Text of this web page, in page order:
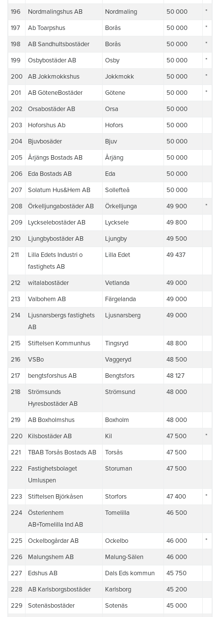
196 Nordmalingshus AB Nordmaling 50 000 *
197 Ab Toarpshus Borås 50 000 *
198 AB Sandhultsbostäder Borås 50 000 *
199 Osbybostäder AB Osby 50 000 *
200 AB Jokkmokkshus Jokkmokk 50 000 *
201 AB GöteneBostäder Götene 50 000 *
202 Orsabostäder AB Orsa 50 000
203 Hoforshus Ab Hofors 50 000
204 Bjuvbosäder Bjuv 50 000
205 Årjängs Bostads AB Årjäng 50 000
206 Eda Bostads AB Eda 50 000
207 Solatum Hus&Hem AB Sollefteå 50 000
208 Örkelljungabostäder AB Örkelljunga 49 900 *
209 Lyckselebostäder AB Lycksele 49 800
210 Ljungbybostäder AB Ljungby 49 500
211
Lilla Edets Industri o
fastighets AB
Lilla Edet 49 437
212 witalabostäder Vetlanda 49 000
213 Valbohem AB Färgelanda 49 000
214
Ljusnarsbergs fastighets
AB
Ljusnarsberg 49 000
215 Stiftelsen Kommunhus Tingsryd 48 800
216 VSBo Vaggeryd 48 500
217 bengtsforshus AB Bengtsfors 48 127
218
Strömsunds
Hyresbostäder AB
Strömsund 48 000
219 AB Boxholmshus Boxholm 48 000
220 Kilsbostäder AB Kil 47 500 *
221 TBAB Torsås Bostads AB Torsås 47 500
222
Fastighetsbolaget
Umluspen
Storuman 47 500
223 Stiftelsen Björkåsen Storfors 47 400 *
224
Österlenhem
AB+Tomelilla Ind AB
Tomelilla 46 500
225 Ockelbogårdar AB Ockelbo 46 000 *
226 Malungshem AB Malung-Sälen 46 000
227 Edshus AB Dals Eds kommun 45 750
228 AB Karlsborgsbostäder Karlsborg 45 200
229 Sotenäsbostäder Sotenäs 45 000